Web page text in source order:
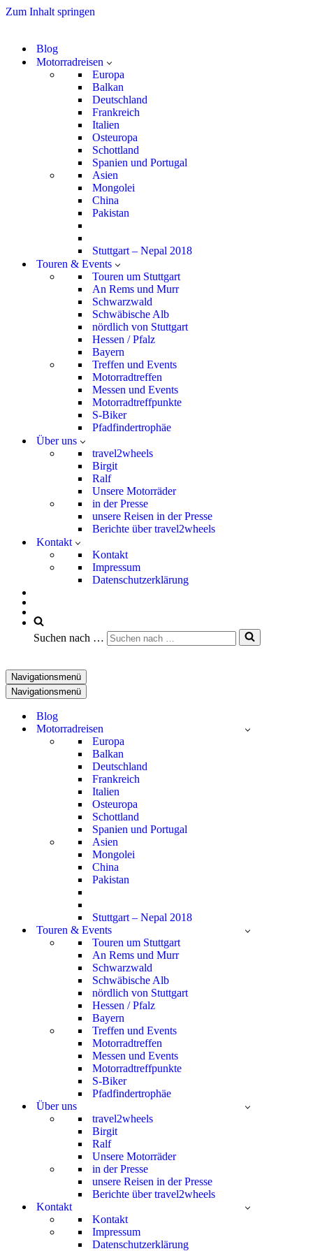
Zum Inhalt springen
Blog
Motorradreisen
Europa
Balkan
Deutschland
Frankreich
Italien
Osteuropa
Schottland
Spanien und Portugal
Asien
Mongolei
China
Pakistan
Stuttgart – Nepal 2018
Touren & Events
Touren um Stuttgart
An Rems und Murr
Schwarzwald
Schwäbische Alb
nördlich von Stuttgart
Hessen / Pfalz
Bayern
Treffen und Events
Motorradtreffen
Messen und Events
Motorradtreffpunkte
S-Biker
Pfadfindertrophäe
Über uns
travel2wheels
Birgit
Ralf
Unsere Motorräder
in der Presse
unsere Reisen in der Presse
Berichte über travel2wheels
Kontakt
Kontakt
Impressum
Datenschutzerklärung
Suchen nach …
Navigationsmenü
Navigationsmenü
Blog
Motorradreisen
Europa
Balkan
Deutschland
Frankreich
Italien
Osteuropa
Schottland
Spanien und Portugal
Asien
Mongolei
China
Pakistan
Stuttgart – Nepal 2018
Touren & Events
Touren um Stuttgart
An Rems und Murr
Schwarzwald
Schwäbische Alb
nördlich von Stuttgart
Hessen / Pfalz
Bayern
Treffen und Events
Motorradtreffen
Messen und Events
Motorradtreffpunkte
S-Biker
Pfadfindertrophäe
Über uns
travel2wheels
Birgit
Ralf
Unsere Motorräder
in der Presse
unsere Reisen in der Presse
Berichte über travel2wheels
Kontakt
Kontakt
Impressum
Datenschutzerklärung